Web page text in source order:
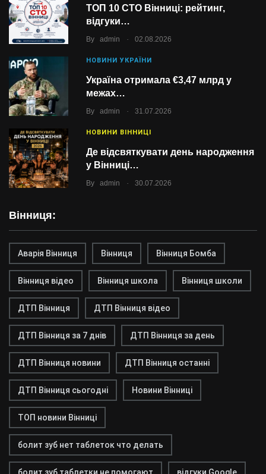
ТОП 10 СТО Вінниці: рейтинг,
відгуки…
By admin . 02.08.2026
НОВИНИ УКРАЇНИ
Україна отримала €3,47 млрд у
межах…
By admin . 31.07.2026
НОВИНИ ВІННИЦІ
Де відсвяткувати день народження
у Вінниці…
By admin . 30.07.2026
Вінниця:
Аварія Вінниця Вінниця Вінниця Бомба
Вінниця відео Вінниця школа Вінниця школи
ДТП Вінниця ДТП Вінниця відео
ДТП Вінниця за 7 днів ДТП Вінниця за день
ДТП Вінниця новини ДТП Вінниця останні
ДТП Вінниця сьогодні Новини Вінниці
ТОП новини Вінниці
болит зуб нет таблеток что делать